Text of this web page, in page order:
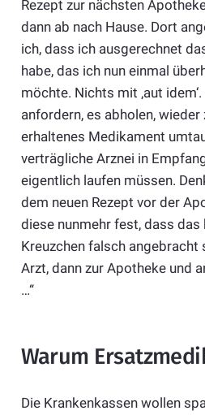
Rezept zur nächsten
dann ab nach Hause. Dort
ich, dass ich ausgerechnet
habe, das ich nun einmal
möchte. Nichts mit ‚aut
anfordern, es abholen,
erhaltenes Medikament
verträgliche Arznei in
eigentlich laufen müssen.
dem neuen Rezept vor der
diese nunmehr fest, dass das
Kreuzchen falsch angebracht
Arzt, dann zur Apotheke und
…“
Warum
Die Krankenkassen wollen